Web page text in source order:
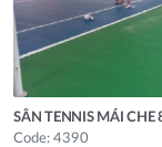
SÂN TENNIS MÁI CHE
Code: 4390